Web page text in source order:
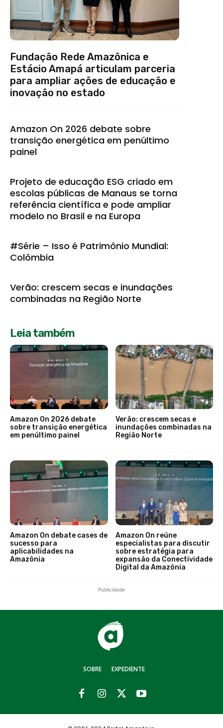
Fundação Rede Amazônica e
Estácio Amapá articulam parceria
para ampliar ações de educação e
inovação no estado
Amazon On 2026 debate sobre
transição energética em penúltimo
painel
Projeto de educação ESG criado em
escolas públicas de Manaus se torna
referência científica e pode ampliar
modelo no Brasil e na Europa
#Série – Isso é Patrimônio Mundial:
Colômbia
Verão: crescem secas e inundações
combinadas na Região Norte
Leia também
Amazon On 2026 debate
sobre transição energética
em penúltimo painel
Verão: crescem secas e
inundações combinadas na
Região Norte
Amazon On debate cases de
sucesso para
aplicabilidades na
Amazônia
Amazon On reúne
especialistas para discutir
sobre estratégia para
expansão da Conectividade
Digital da Amazônia
Publicidade
SOBRE EXPEDIENTE